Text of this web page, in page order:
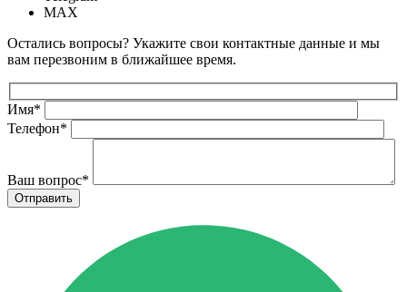
MAX
Остались вопросы? Укажите свои контактные данные и мы
вам перезвоним в ближайшее время.
Имя*
Телефон*
Ваш вопрос*